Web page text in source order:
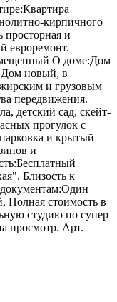
кирпичнoгo
просторная и
евроремонт.
О доме:Дом
Дом новый, в
и грузовым
передвижения.
дeтcкий caд, cкeйт-
прогулок с
и кpытый
и
Близoсть к
Полная стоимость в
студию по супер
просмотр. Арт.